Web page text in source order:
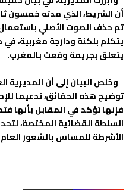
أن الشريط، الذي مدته خمسون
تم حذف الصوت الأصلي
يتكلم بلكنة ودارجة مغربية،
يتعلق بجريمة وقعت بالمغرب.
وخلص البيان إلى أن المديرية
توضيح هذه الحقائق، تدعيما
فإنها تؤكد في المقابل بأنها
السلطة القضائية المختصة،
الأشرطة للمساس بالشعور العام